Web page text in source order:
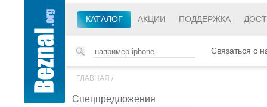
КАТАЛОГ АКЦИИ ПОДДЕРЖКА
Связаться с
ГЛАВНАЯ /
Спецпредложения